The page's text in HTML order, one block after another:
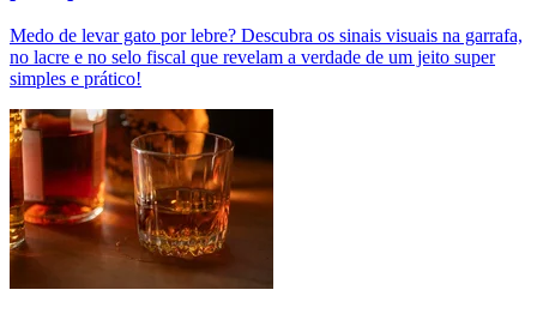
Medo de levar gato por lebre? Descubra os sinais visuais na garrafa,
no lacre e no selo fiscal que revelam a verdade de um jeito super
simples e prático!